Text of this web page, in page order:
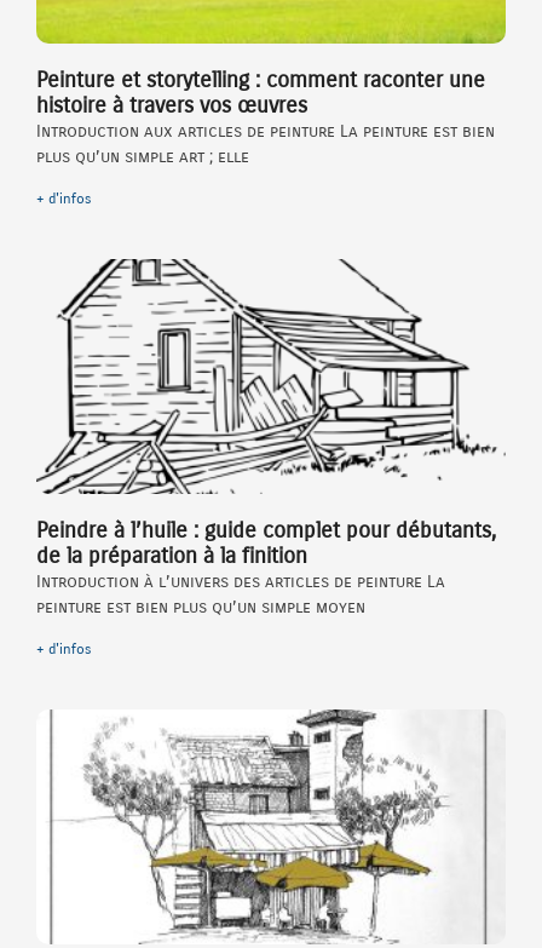
Peinture et storytelling : comment raconter une
histoire à travers vos œuvres
Introduction aux articles de peinture La peinture est bien
plus qu’un simple art ; elle
+ d'infos
Peindre à l’huile : guide complet pour débutants,
de la préparation à la finition
Introduction à l’univers des articles de peinture La
peinture est bien plus qu’un simple moyen
+ d'infos